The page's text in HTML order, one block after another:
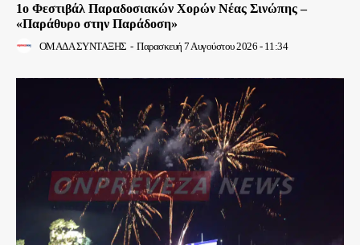
1ο Φεστιβάλ Παραδοσιακών Χορών Νέας Σινώπης –
«Παράθυρο στην Παράδοση»
ΟΜΑΔΑ ΣΥΝΤΑΞΗΣ - Παρασκευή 7 Αυγούστου 2026 - 11:34